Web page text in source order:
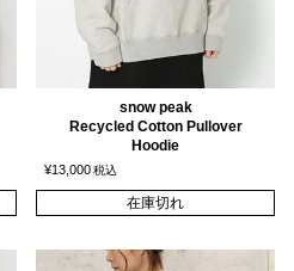
snow peak
Recycled Cotton Pullover
Hoodie
¥13,000税込
在庫切れ